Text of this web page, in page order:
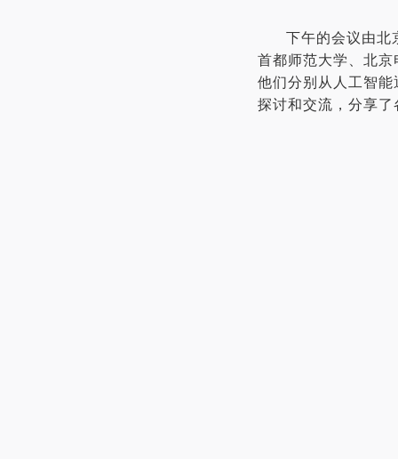
下午的会议由北
首都师范大学、北
他们分别从人工智
探讨和交流，分享